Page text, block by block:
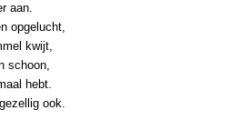
aan.
opgelucht,
kwijt,
schoon,
hebt.
ook.